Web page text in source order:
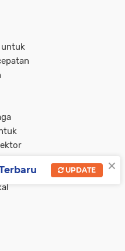
untuk
×
UPDATE